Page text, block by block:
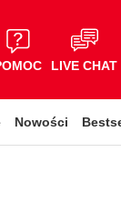
LIVE CHAT
Nowości